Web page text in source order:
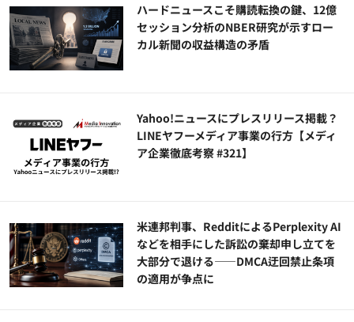
ハードニュースこそ購読転換の鍵、12億
セッション分析のNBER研究が示すロー
カル新聞の収益構造の矛盾
Yahoo!ニュースにプレスリリース掲載？
LINEヤフーメディア事業の行方【メディ
ア企業徹底考察 #321】
米連邦判事、RedditによるPerplexity AI
などを相手にした訴訟の棄却申し立てを
大部分で退ける——DMCA迂回禁止条項
の適用が争点に